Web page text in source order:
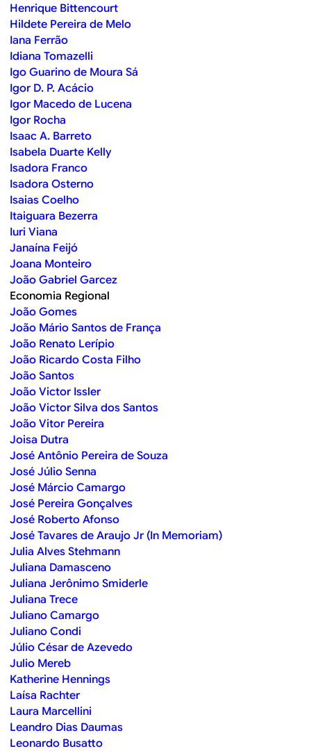
Henrique Bittencourt
Hildete Pereira de Melo
Iana Ferrão
Idiana Tomazelli
Igo Guarino de Moura Sá
Igor D. P. Acácio
Igor Macedo de Lucena
Igor Rocha
Isaac A. Barreto
Isabela Duarte Kelly
Isadora Franco
Isadora Osterno
Isaias Coelho
Itaiguara Bezerra
Iuri Viana
Janaína Feijó
Joana Monteiro
João Gabriel Garcez
Economia Regional
João Gomes
João Mário Santos de França
João Renato Lerípio
João Ricardo Costa Filho
João Santos
João Victor Issler
João Victor Silva dos Santos
João Vitor Pereira
Joisa Dutra
José Antônio Pereira de Souza
José Júlio Senna
José Márcio Camargo
José Pereira Gonçalves
José Roberto Afonso
José Tavares de Araujo Jr (In Memoriam)
Julia Alves Stehmann
Juliana Damasceno
Juliana Jerônimo Smiderle
Juliana Trece
Juliano Camargo
Juliano Condi
Júlio César de Azevedo
Julio Mereb
Katherine Hennings
Laísa Rachter
Laura Marcellini
Leandro Dias Daumas
Leonardo Busatto